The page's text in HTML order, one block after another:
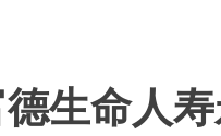
德生命人